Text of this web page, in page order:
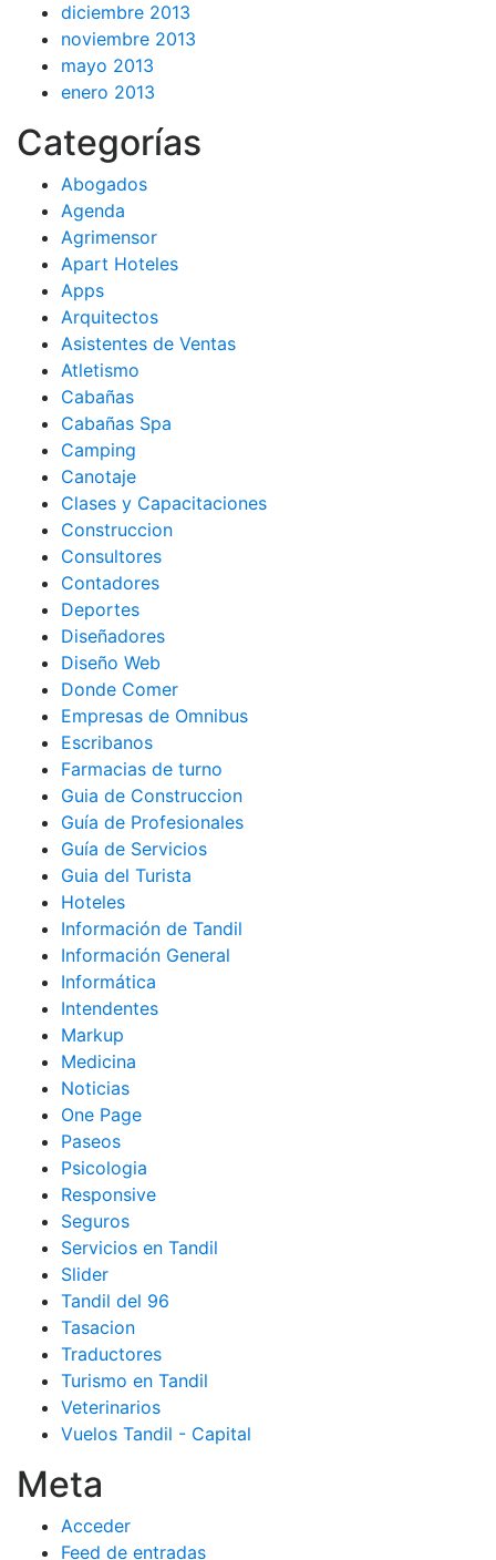
diciembre 2013
noviembre 2013
mayo 2013
enero 2013
Categorías
Abogados
Agenda
Agrimensor
Apart Hoteles
Apps
Arquitectos
Asistentes de Ventas
Atletismo
Cabañas
Cabañas Spa
Camping
Canotaje
Clases y Capacitaciones
Construccion
Consultores
Contadores
Deportes
Diseñadores
Diseño Web
Donde Comer
Empresas de Omnibus
Escribanos
Farmacias de turno
Guia de Construccion
Guía de Profesionales
Guía de Servicios
Guia del Turista
Hoteles
Información de Tandil
Información General
Informática
Intendentes
Markup
Medicina
Noticias
One Page
Paseos
Psicologia
Responsive
Seguros
Servicios en Tandil
Slider
Tandil del 96
Tasacion
Traductores
Turismo en Tandil
Veterinarios
Vuelos Tandil - Capital
Meta
Acceder
Feed de entradas